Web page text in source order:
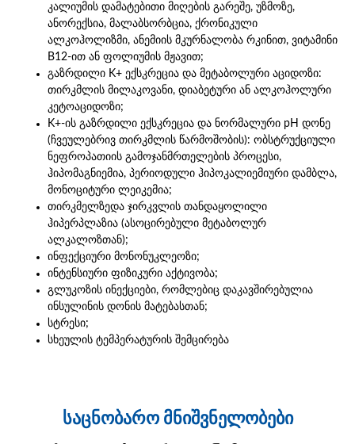
კალიუმის დამატებითი მიღების გარეშე, უზმოზე,
ანორექსია, მალაბსორბცია, ქრონიკული
ალკოჰოლიზმი, ანემიის მკურნალობა რკინით, ვიტამინი
B12-ით ან ფოლიუმის მჟავით;
გაზრდილი K+ ექსკრეცია და მეტაბოლური აციდოზი:
თირკმლის მილაკოვანი, დიაბეტური ან ალკოჰოლური
კეტოაციდოზი;
K+-ის გაზრდილი ექსკრეცია და ნორმალური pH დონე
(ჩვეულებრივ თირკმლის წარმოშობის): ობსტრუქციული
ნეფროპათიის გამოჯანმრთელების პროცესი,
ჰიპომაგნიემია, პერიოდული ჰიპოკალიემიური დამბლა,
მონოციტური ლეიკემია;
თირკმელზედა ჯირკვლის თანდაყოლილი
ჰიპერპლაზია (ასოცირებული მეტაბოლურ
ალკალოზთან);
ინფექციური მონონუკლეოზი;
ინტენსიური ფიზიკური აქტივობა;
გლუკოზის ინექციები, რომლებიც დაკავშირებულია
ინსულინის დონის მატებასთან;
სტრესი;
სხეულის ტემპერატურის შემცირება
საცნობარო მნიშვნელობები